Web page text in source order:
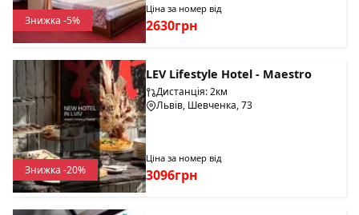
Знижка -5%
Ціна за номер від
2630грн
Знижка -20%
LEV Lifestyle Hotel - Maestro
Дистанція: 2км
Львів, Шевченка, 73
Ціна за номер від
3096грн